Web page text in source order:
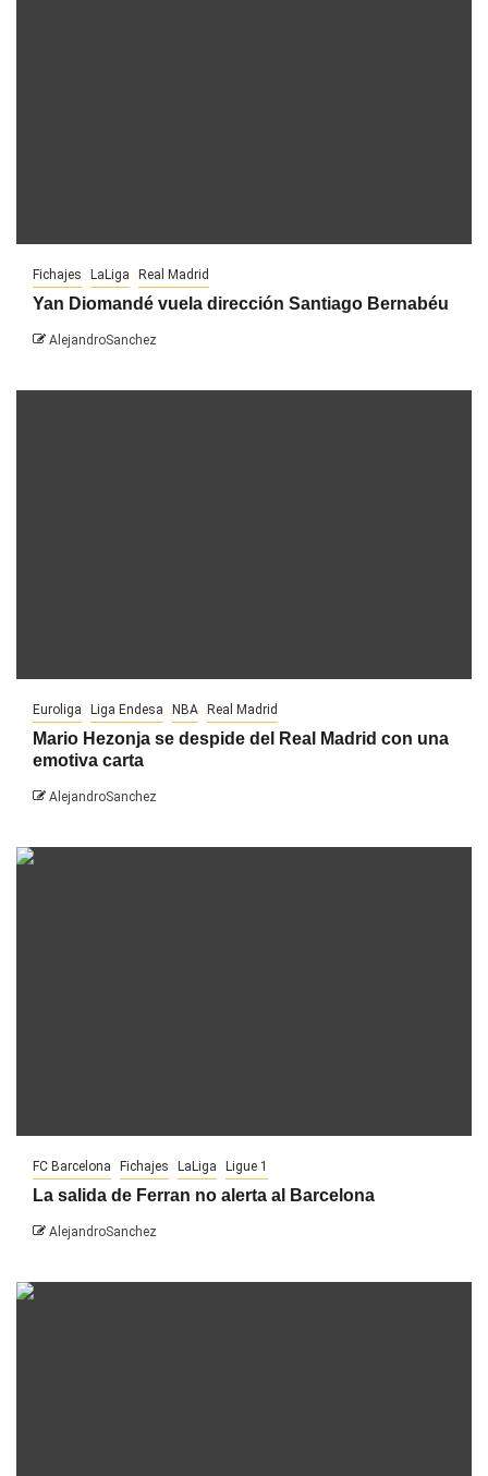
Fichajes LaLiga Real Madrid
Yan Diomandé vuela dirección Santiago Bernabéu
AlejandroSanchez
Euroliga Liga Endesa NBA Real Madrid
Mario Hezonja se despide del Real Madrid con una
emotiva carta
AlejandroSanchez
FC Barcelona Fichajes LaLiga Ligue 1
La salida de Ferran no alerta al Barcelona
AlejandroSanchez